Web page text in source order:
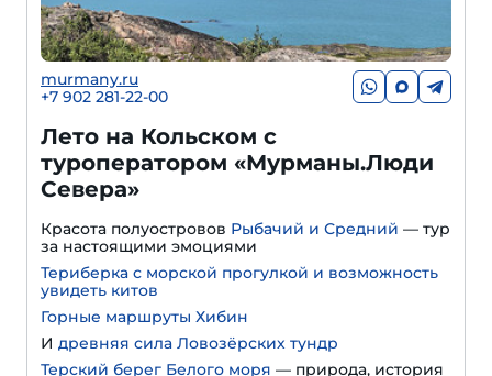
murmany.ru
+7 902 281-22-00
Лето на Кольском с
туроператором «Мурманы.Люди
Севера»
Красота полуостровов Рыбачий и Средний — тур
за настоящими эмоциями
Териберка с морской прогулкой и возможность
увидеть китов
Горные маршруты Хибин
И древняя сила Ловозёрских тундр
Терский берег Белого моря — природа, история